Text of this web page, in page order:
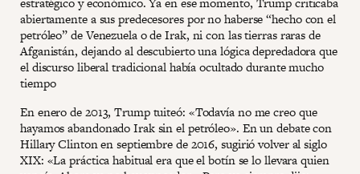
abiertamente a sus predecesores por no haberse “hecho con el
petróleo” de Venezuela o de Irak, ni con las tierras raras de
Afganistán, dejando al descubierto una lógica depredadora que
el discurso liberal tradicional había ocultado durante mucho
tiempo
En enero de 2013, Trump tuiteó: «Todavía no me creo que
hayamos abandonado Irak sin el petróleo». En un debate con
Hillary Clinton en septiembre de 2016, sugirió volver al siglo
XIX: «La práctica habitual era que el botín se lo llevara quien